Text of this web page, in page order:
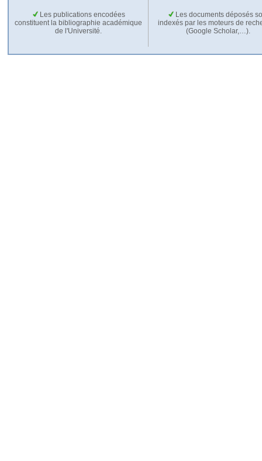
Les publications encodées
constituent la bibliographie académique
de l'Université.
Les documents déposés
indexés par les moteurs de
(Google Scholar,…).